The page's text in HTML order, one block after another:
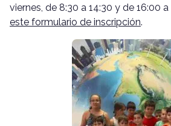
viernes, de 8:30 a 14:30 y de 16:00
este formulario de inscripción.